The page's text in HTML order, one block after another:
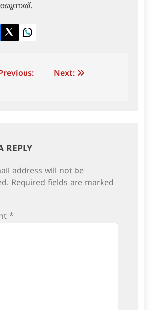
TwitterLinkedIn
Next:
REPLY
address will not be
Required fields are marked
*